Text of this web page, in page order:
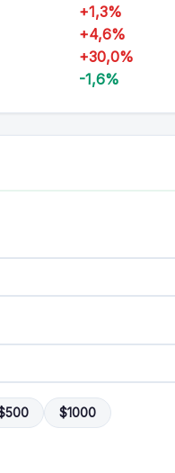
+1,3%
+4,6%
+30,0%
-1,6%
$1000